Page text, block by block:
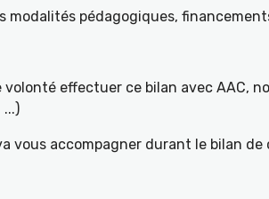
pédagogiques,
effectuer ce bilan avec AAC,
vous accompagner durant le bilan de